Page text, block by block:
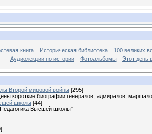
книга Историческая библиотека
100 великих
Аудиолекции по истории
Фотоальбомы Этот день
Второй мировой войны [295]
короткие биографии генералов, адмиралов,
школы [44]
Высшей школы"